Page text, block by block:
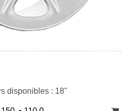
disponibles : 18"